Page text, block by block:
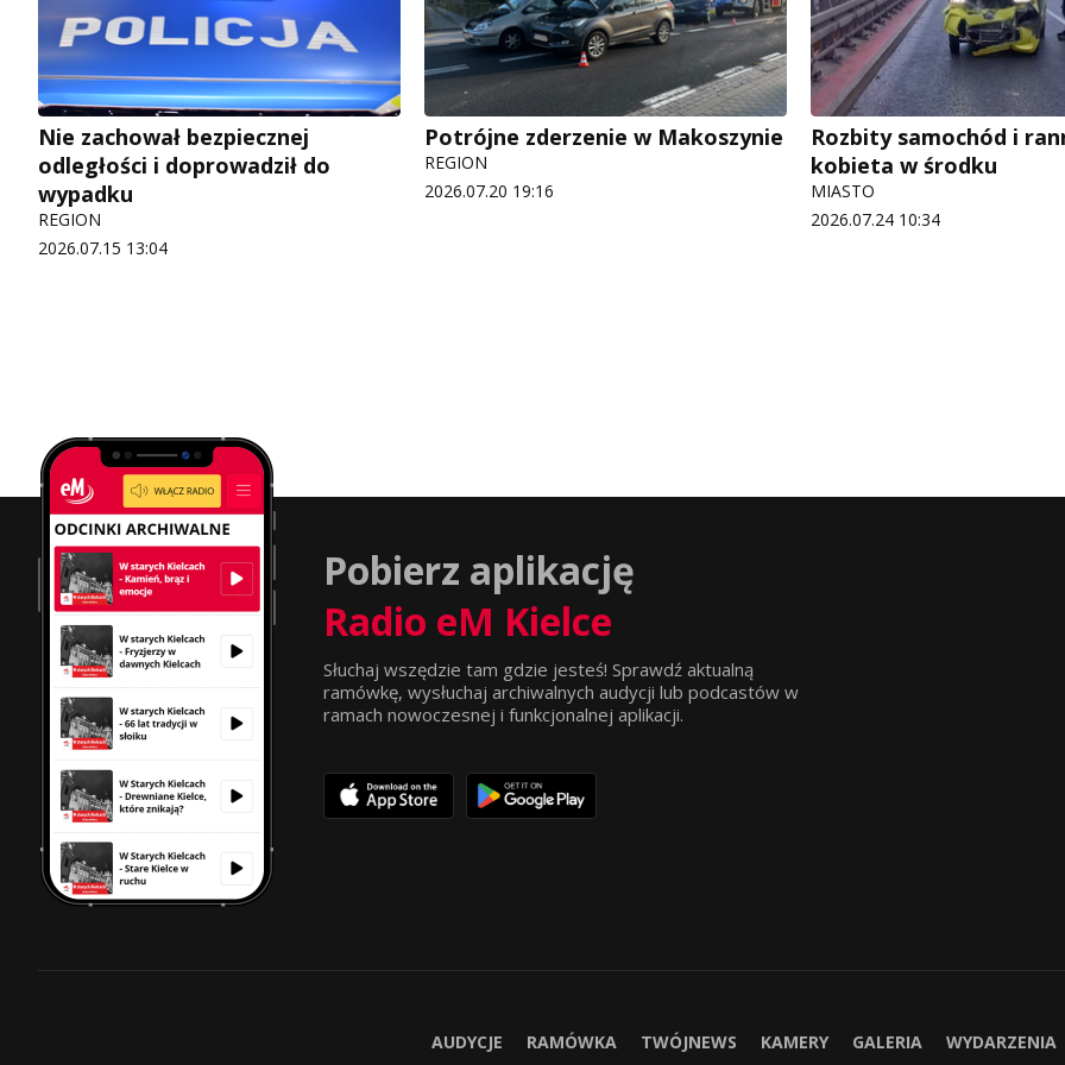
Nie zachował bezpiecznej
odległości i doprowadził do
wypadku
REGION
2026.07.15 13:04
Potrójne zderzenie w Makoszynie
REGION
2026.07.20 19:16
Rozbity samochód i
kobieta w środku
MIASTO
2026.07.24 10:34
Pobierz aplikację
Radio eM Kielce
Słuchaj wszędzie tam gdzie jesteś! Sprawdź aktualną
ramówkę, wysłuchaj archiwalnych audycji lub podcastów w
ramach nowoczesnej i funkcjonalnej aplikacji.
AUDYCJE RAMÓWKA TWÓJNEWS KAMERY GALERIA WYDARZENIA